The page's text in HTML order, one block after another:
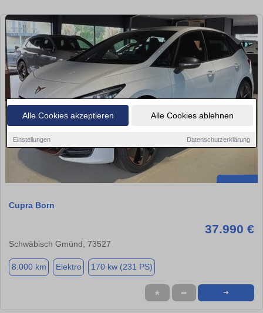
Alle Cookies akzeptieren Alle Cookies ablehnen
Einstellungen Datenschutzerklärung
Cupra Born
37.990 €
Schwäbisch Gmünd, 73527
8.000 km Elektro 170 kw (231 PS)
★ ➦ ➜